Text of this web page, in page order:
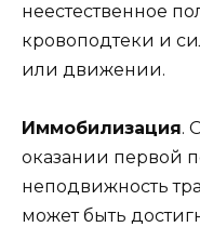
неестественное
кровоподтеки и
или движении.
Иммобилизация.
оказании первой
неподвижность
может быть